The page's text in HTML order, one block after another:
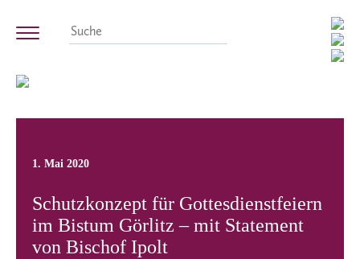
1. Mai 2020
Schutzkonzept für Gottesdienstfeiern
im Bistum Görlitz – mit Statement
von Bischof Ipolt